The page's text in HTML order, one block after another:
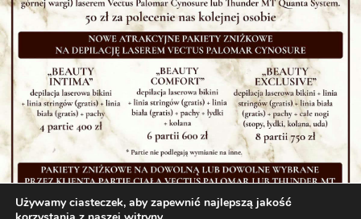
Używamy ciasteczek, aby zapewnić najlepszą jakość